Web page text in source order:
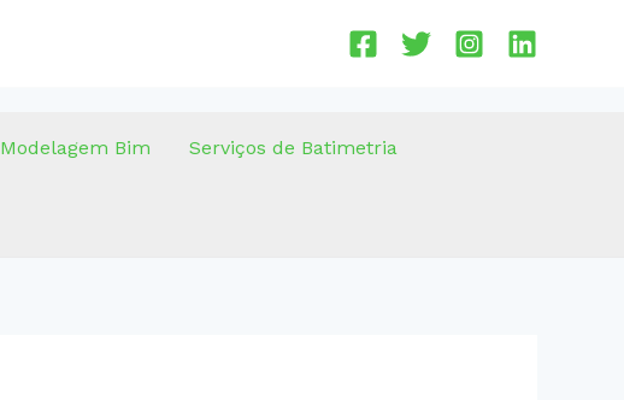
Modelagem Bim Serviços de Batimetria